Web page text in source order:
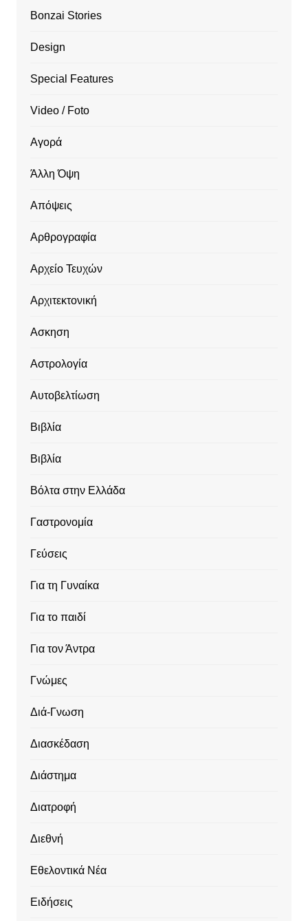
Bonzai Stories
Design
Special Features
Video / Foto
Αγορά
Άλλη Όψη
Απόψεις
Αρθρογραφία
Αρχείο Τευχών
Αρχιτεκτονική
Ασκηση
Αστρολογία
Αυτοβελτίωση
Βιβλία
Βιβλία
Βόλτα στην Ελλάδα
Γαστρονομία
Γεύσεις
Για τη Γυναίκα
Για το παιδί
Για τον Άντρα
Γνώμες
Διά-Γνωση
Διασκέδαση
Διάστημα
Διατροφή
Διεθνή
Εθελοντικά Νέα
Ειδήσεις